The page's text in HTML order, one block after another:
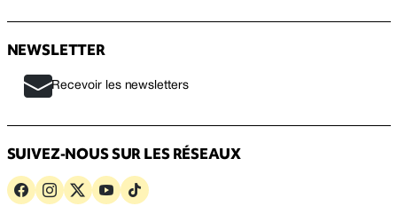
NEWSLETTER
Recevoir les newsletters
SUIVEZ-NOUS SUR LES RÉSEAUX